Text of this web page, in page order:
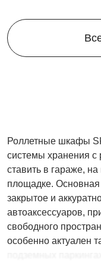
Роллетные шкафы
системы хранения с
ставить в гараже,
площадке. Основная
закрытое и
автоаксессуаров,
свободного
особенно актуален
подземных